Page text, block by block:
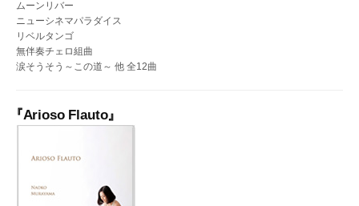
ムーンリバー
ニューシネマパラダイス
リベルタンゴ
無伴奏チェロ組曲
涙そうそう～この道～ 他 全12曲
Arioso Flauto』